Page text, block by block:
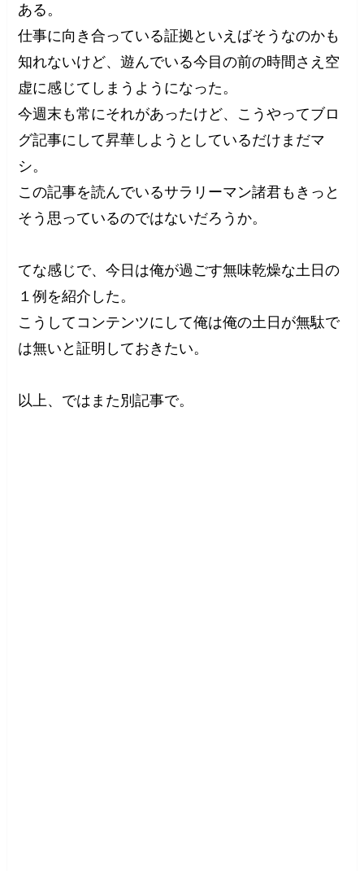
ある。
仕事に向き合っている証拠といえばそうなのかも
知れないけど、遊んでいる今目の前の時間さえ空
虚に感じてしまうようになった。
今週末も常にそれがあったけど、こうやってブロ
グ記事にして昇華しようとしているだけまだマ
シ。
この記事を読んでいるサラリーマン諸君もきっと
そう思っているのではないだろうか。
てな感じで、今日は俺が過ごす無味乾燥な土日の
１例を紹介した。
こうしてコンテンツにして俺は俺の土日が無駄で
は無いと証明しておきたい。
以上、ではまた別記事で。